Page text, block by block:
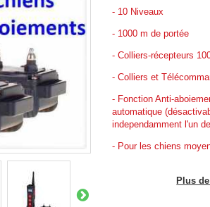
- 10 Niveaux
- 1000 m de portée
- Colliers-récepteurs
- Colliers et
- Fonction Anti-
automatique
independamment l'un
- Pour les chiens
Plus